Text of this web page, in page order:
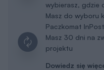
wybierasz, gdzie
Masz do wyboru
Paczkomat
Masz 30 dni na
projektu
Dowiedz się